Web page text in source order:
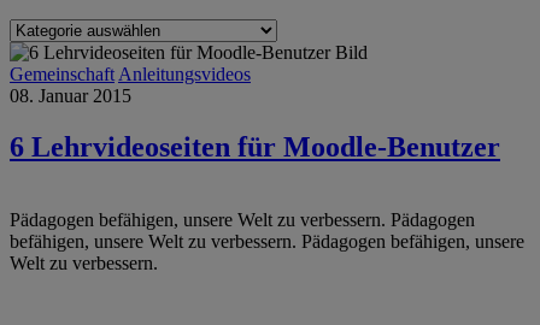
Kategorien
Gemeinschaft Anleitungsvideos
08. Januar 2015
6 Lehrvideoseiten für Moodle-Benutzer
Pädagogen befähigen, unsere Welt zu verbessern. Pädagogen
befähigen, unsere Welt zu verbessern. Pädagogen befähigen, unsere
Welt zu verbessern.